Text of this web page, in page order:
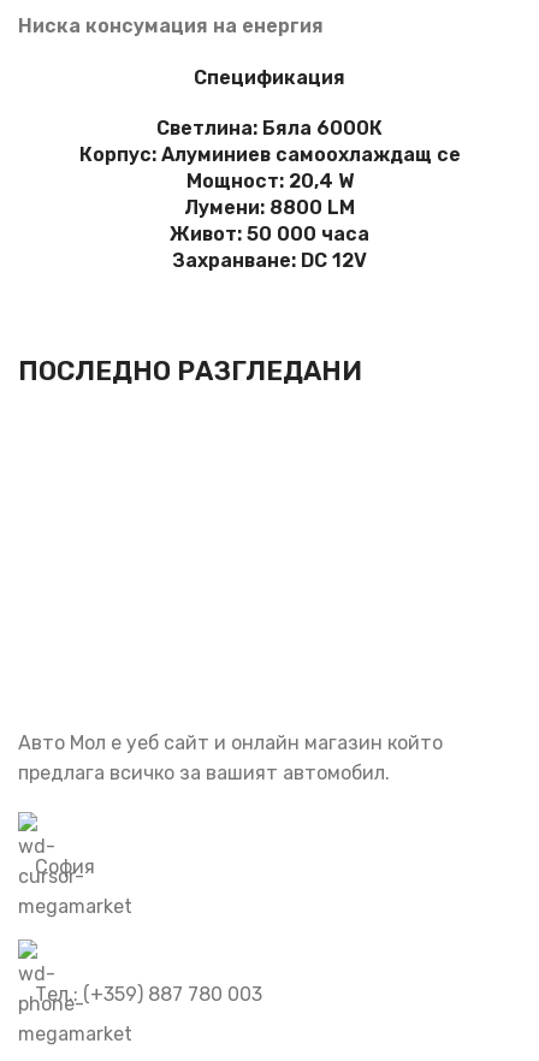
Ниска консумация на енергия
Спецификация
Светлина: Бяла 6000К
Корпус: Алуминиев самоохлаждащ се
Мощност: 20,4 W
Лумени: 8800 LM
Живот: 50 000 часа
Захранване: DC 12V
ПОСЛЕДНО РАЗГЛЕДАНИ
Авто Мол е уеб сайт и онлайн магазин който
предлага всичко за вашият автомобил.
София
Тел.: (+359) 887 780 003